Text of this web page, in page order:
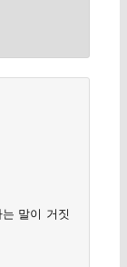
말이 거짓